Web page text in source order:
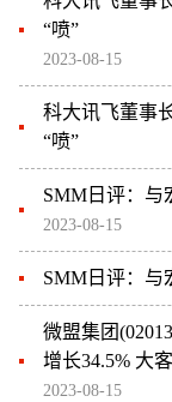
“喷”
2023-08-15
科大讯飞董事
“喷”
SMM日评：与
2023-08-15
SMM日评：与
微盟集团
增长34.5% 大
2023-08-15